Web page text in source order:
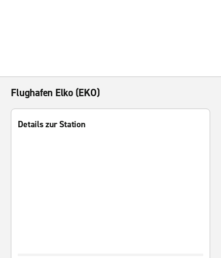
Flughafen Elko (EKO)
Details zur Station